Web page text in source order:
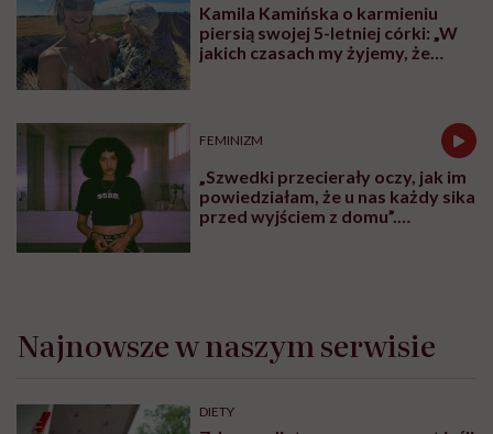
Kamila Kamińska o karmieniu
piersią swojej 5-letniej córki: „W
jakich czasach my żyjemy, że
FEMINIZM
„Szwedki przecierały oczy, jak im
powiedziałam, że u nas każdy sika
przed wyjściem z domu”.
Najnowsze w naszym serwisie
DIETY